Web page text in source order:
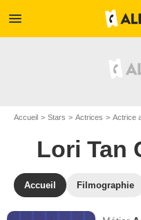
menu
Accueil Stars Actrices Actrice
Lori Tan
Accueil Filmographie